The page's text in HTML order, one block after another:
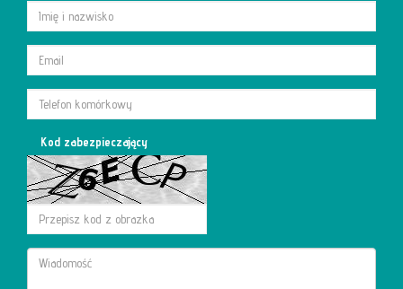
Kod zabezpieczający